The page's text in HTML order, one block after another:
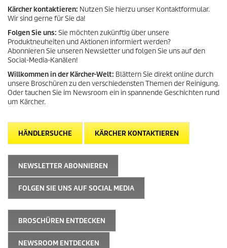
Kärcher kontaktieren: Nutzen Sie hierzu unser Kontaktformular.
Wir sind gerne für Sie da!
Folgen Sie uns: Sie möchten zukünftig über unsere
Produktneuheiten und Aktionen informiert werden?
Abonnieren Sie unseren Newsletter und folgen Sie uns auf den
Social-Media-Kanälen!
Willkommen in der Kärcher-Welt: Blättern Sie direkt online durch
unsere Broschüren zu den verschiedensten Themen der Reinigung.
Oder tauchen Sie im Newsroom ein in spannende Geschichten rund
um Kärcher.
HÄNDLERSUCHE KÄRCHER KONTAKTIEREN
NEWSLETTER ABONNIEREN
FOLGEN SIE UNS AUF SOCIAL MEDIA
BROSCHÜREN ENTDECKEN
NEWSROOM ENTDECKEN